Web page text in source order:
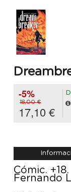
-5%
18,00 €
17,10 €
Cómic.
Fernando